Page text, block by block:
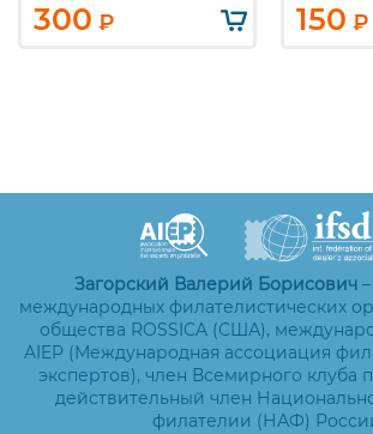
300 ₽ 150 ₽
Загорский Валерий Борисович–
международных филателистических
общества ROSSICA (США),
AIEP (Международная ассоциация
экспертов), член Всемирного клуба
действительный член
филателии (НАФ)